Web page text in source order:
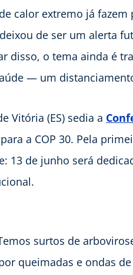
calor extremo já
de ser um alerta
disso, o tema ainda é
— um
Vitória (ES) sedia a
a COP 30. Pela
13 de junho será
surtos de
queimadas e ondas